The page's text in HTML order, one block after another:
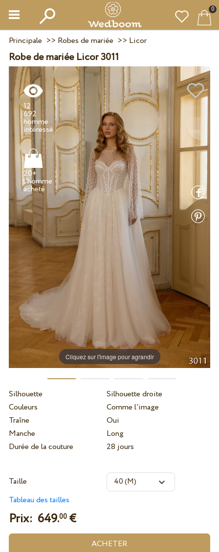
0
Principale >> Robes de mariée >> Licor
Robe de mariée Licor 3011
Cliquez sur l'image pour agrandir
12
692
homme
20+
l'homme
Silhouette
Silhouette droite
Couleurs
Comme l'image
Traîne
Oui
Manche
Long
Durée de la couture
28 jours
Taille
Tableau des tailles
Prix: 649.00€